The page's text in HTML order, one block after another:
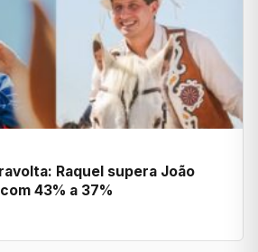
Raquel supera João
43% a 37%